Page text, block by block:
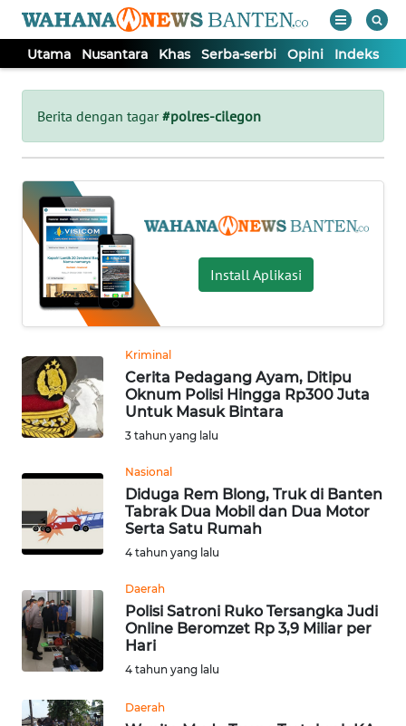
Utama Nusantara Khas Serba-serbi Opini Indeks
Berita dengan tagar#polres-cilegon
Install Aplikasi
Kriminal
Cerita Pedagang Ayam, Ditipu
Oknum Polisi Hingga Rp300 Juta
Untuk Masuk Bintara
3 tahun yang lalu
Nasional
Diduga Rem Blong, Truk di Banten
Tabrak Dua Mobil dan Dua Motor
Serta Satu Rumah
4 tahun yang lalu
Daerah
Polisi Satroni Ruko Tersangka Judi
Online Beromzet Rp 3,9 Miliar per
Hari
4 tahun yang lalu
Daerah
Tutup
UTAMA
NUSANTARA
KHAS
SERBA-
SERBI
OPINI
Informasi
INDEKS
KONTAK
KAMI
INFO
IKLAN
TENTANG